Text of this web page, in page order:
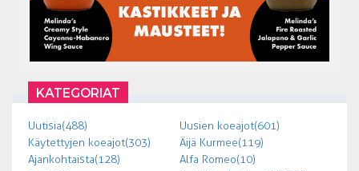
KATEGORIAT
Uutisia (488)
Uusien koeajot (601)
Käytettyjen koeajot (303)
Äijä Kurmee (119)
Ajankohtaista (128)
Alfa Romeo (10)